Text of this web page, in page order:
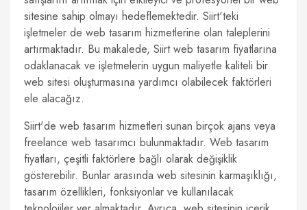
sitesine sahip olmayı hedeflemektedir. Siirt'teki
işletmeler de web tasarım hizmetlerine olan taleplerini
artırmaktadır. Bu makalede, Siirt web tasarım fiyatlarına
odaklanacak ve işletmelerin uygun maliyetle kaliteli bir
web sitesi oluşturmasına yardımcı olabilecek faktörleri
ele alacağız.
Siirt'de web tasarım hizmetleri sunan birçok ajans veya
freelance web tasarımcı bulunmaktadır. Web tasarım
fiyatları, çeşitli faktörlere bağlı olarak değişiklik
gösterebilir. Bunlar arasında web sitesinin karmaşıklığı,
tasarım özellikleri, fonksiyonlar ve kullanılacak